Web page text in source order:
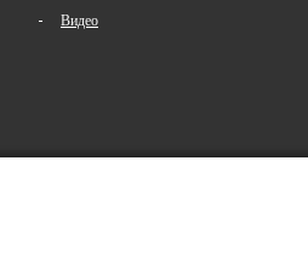
Видео